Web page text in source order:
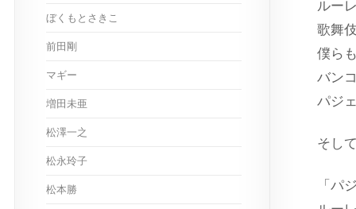
ルー
歌舞
僕ら
バン
パジ
そし
「パ
ぼくもとさきこ
前田剛
マギー
増田未亜
松澤一之
松永玲子
松本勝